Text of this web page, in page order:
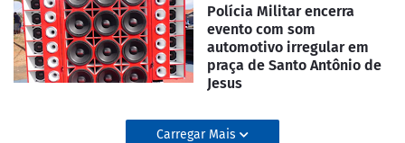
Polícia Militar encerra
evento com som
automotivo irregular em
praça de Santo Antônio de
Jesus
Carregar Mais